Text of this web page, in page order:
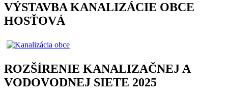
VÝSTAVBA KANALIZÁCIE OBCE
HOSŤOVÁ
ROZŠÍRENIE KANALIZAČNEJ A
VODOVODNEJ SIETE 2025